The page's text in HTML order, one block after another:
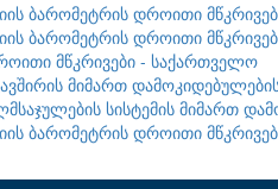
ბარომეტრის დროითი
ბარომეტრის დროითი
მწკრივები - საქართველო
მიმართ
სისტემის მიმართ
ბარომეტრის დროითი